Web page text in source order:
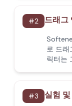
#2 드래그
로 드래
릭터는
#3 실험